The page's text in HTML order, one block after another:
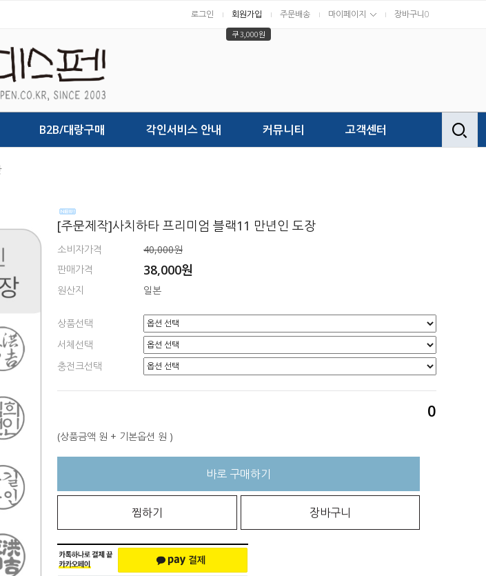
로그인 회원가입
쿠 3,000원
주문배송 마이페이지 장바구니0
B2B/대랑구매 각인서비스 안내 커뮤니티 고객센터
[주문제작]사치하타 프리미엄 블랙11 만년인 도장
소비자가격
40,000원
판매가격
38,000원
원산지 일본
상품선택
서체선택
충전크선택
0
(상품금액 원 + 기본옵션 원 )
바로 구매하기
찜하기 장바구니